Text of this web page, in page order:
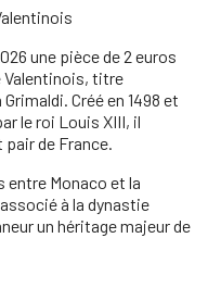
une pièce de 2 euros
Valentinois, titre
Créé en 1498 et
le roi Louis XIII, il
de France.
Monaco et la
à la dynastie
un héritage majeur de